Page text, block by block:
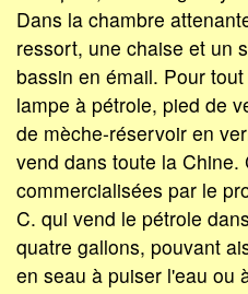
Dans la chambre
ressort, une chaise et un
bassin en émail. Pour
lampe à pétrole, pied de
de mèche-réservoir en
vend dans toute la Chine.
commercialisées par le
C. qui vend le pétrole
quatre gallons, pouvant
en seau à puiser l'eau ou